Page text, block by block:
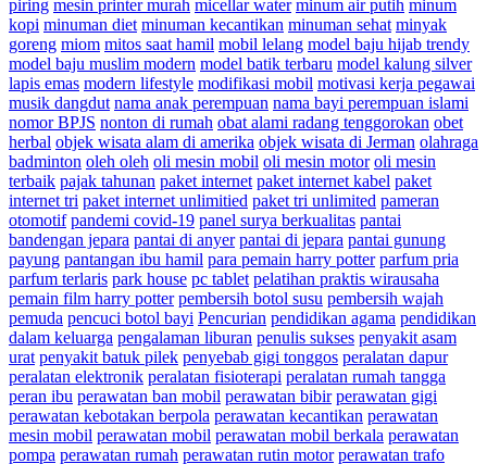
piring mesin printer murah micellar water minum air putih minum
kopi minuman diet minuman kecantikan minuman sehat minyak
goreng miom mitos saat hamil mobil lelang model baju hijab trendy
model baju muslim modern model batik terbaru model kalung silver
lapis emas modern lifestyle modifikasi mobil motivasi kerja pegawai
musik dangdut nama anak perempuan nama bayi perempuan islami
nomor BPJS nonton di rumah obat alami radang tenggorokan obet
herbal objek wisata alam di amerika objek wisata di Jerman olahraga
badminton oleh oleh oli mesin mobil oli mesin motor oli mesin
terbaik pajak tahunan paket internet paket internet kabel paket
internet tri paket internet unlimitied paket tri unlimited pameran
otomotif pandemi covid-19 panel surya berkualitas pantai
bandengan jepara pantai di anyer pantai di jepara pantai gunung
payung pantangan ibu hamil para pemain harry potter parfum pria
parfum terlaris park house pc tablet pelatihan praktis wirausaha
pemain film harry potter pembersih botol susu pembersih wajah
pemuda pencuci botol bayi Pencurian pendidikan agama pendidikan
dalam keluarga pengalaman liburan penulis sukses penyakit asam
urat penyakit batuk pilek penyebab gigi tonggos peralatan dapur
peralatan elektronik peralatan fisioterapi peralatan rumah tangga
peran ibu perawatan ban mobil perawatan bibir perawatan gigi
perawatan kebotakan berpola perawatan kecantikan perawatan
mesin mobil perawatan mobil perawatan mobil berkala perawatan
pompa perawatan rumah perawatan rutin motor perawatan trafo